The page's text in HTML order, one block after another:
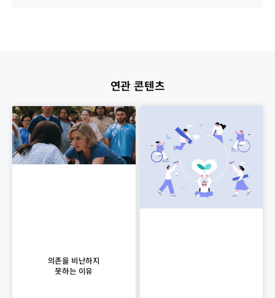
연관 콘텐츠
의존을 비난하지
못하는 이유